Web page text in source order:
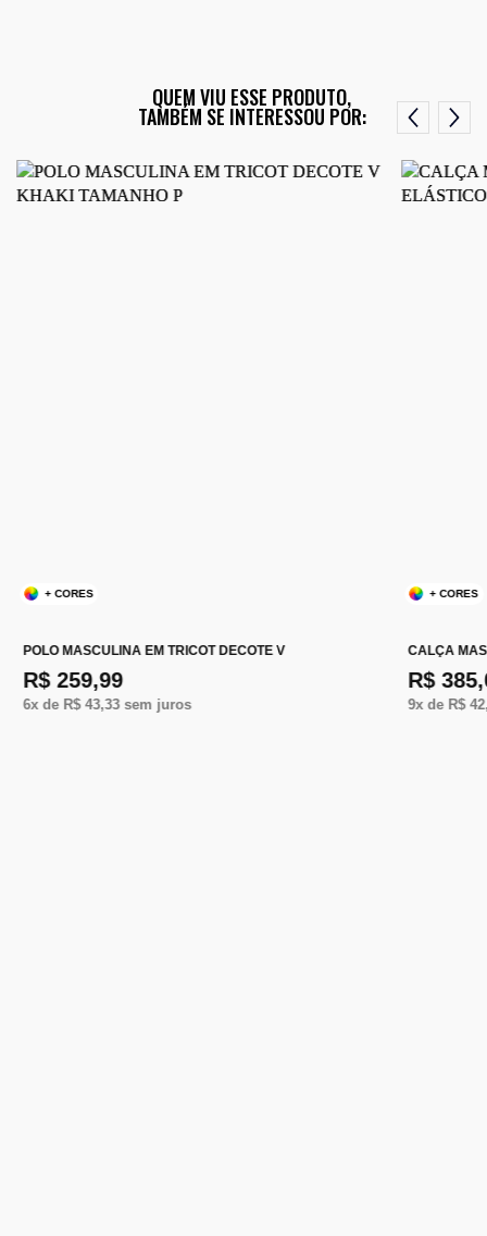
QUEM VIU ESSE PRODUTO,
TAMBÉM SE INTERESSOU POR:
+ CORES
POLO MASCULINA EM TRICOT DECOTE V
R$ 259,99
6x de R$ 43,33sem juros
+ CORES
CALÇA
R$
9x de R$